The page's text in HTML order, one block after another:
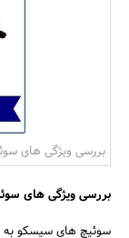
بررسی ویژگی های
بررسی ویژگی های
سوئیچ های سیسکو به